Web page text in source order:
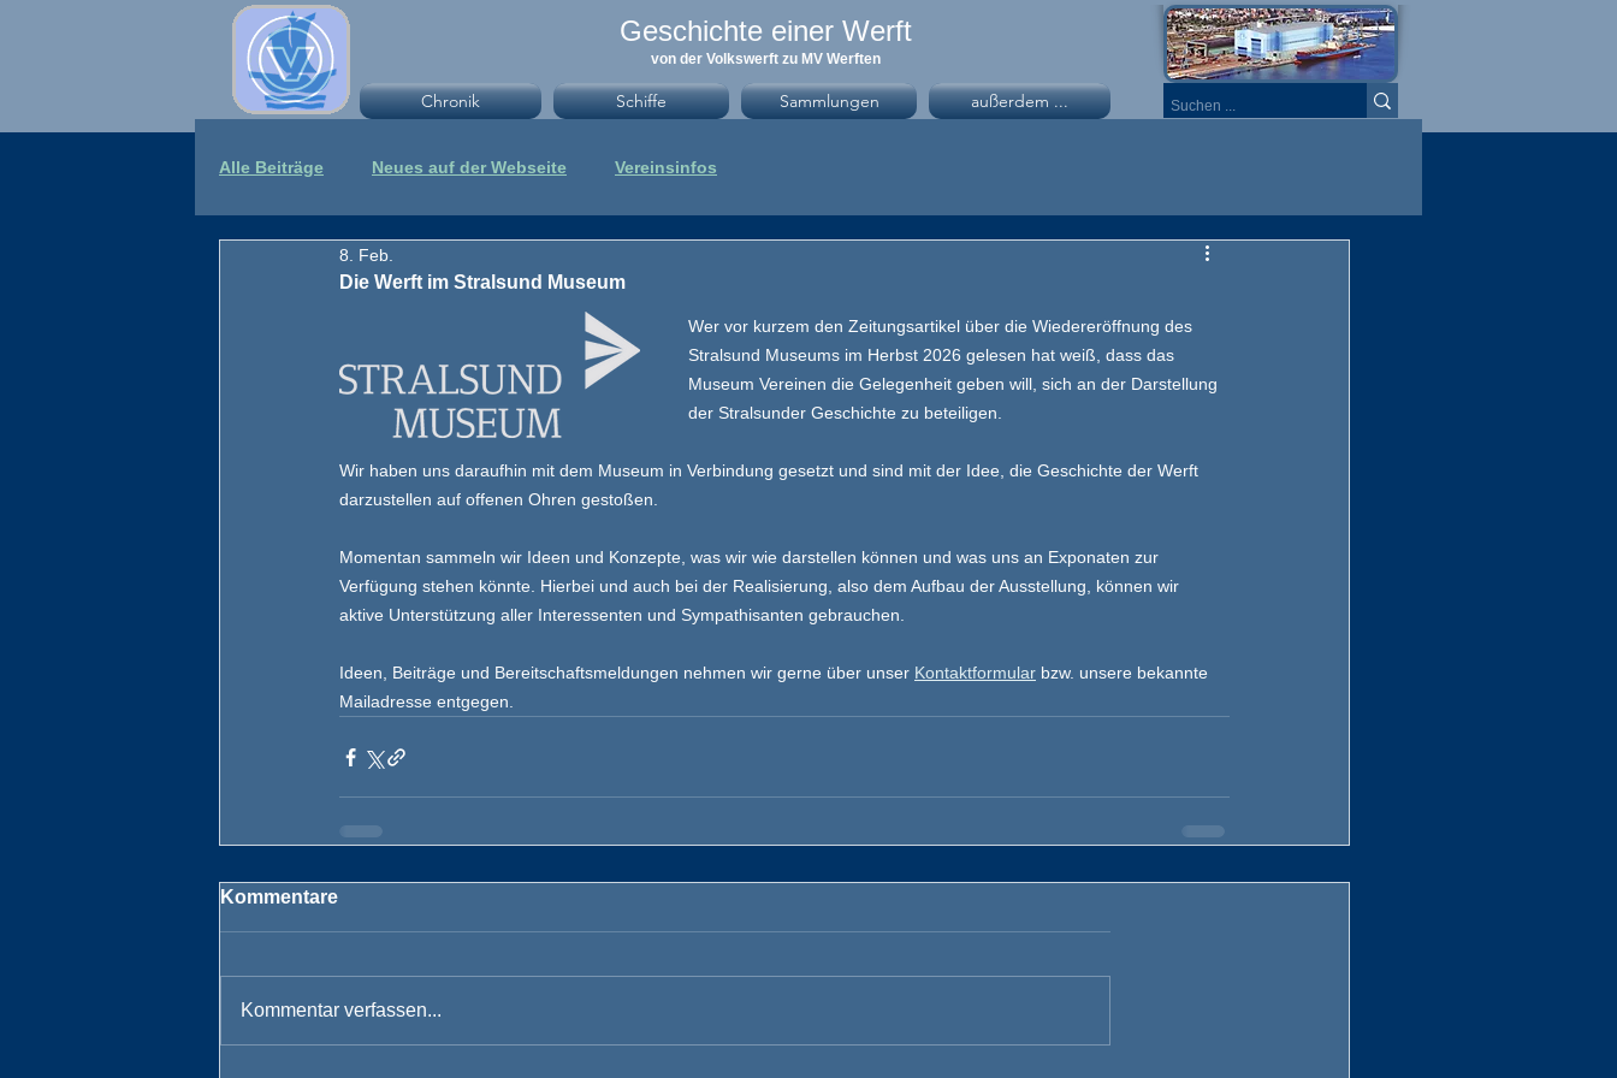
Geschichte einer Werft
von der Volkswerft zu MV Werften
Chronik Schiffe Sammlungen außerdem ...
Alle Beiträge Neues auf der Webseite Vereinsinfos
Die Werft im Stralsund Museum
8. Feb.
Wer vor kurzem den Zeitungsartikel über die Wiedereröffnung des
Stralsund Museums im Herbst 2026 gelesen hat weiß, dass das
Museum Vereinen die Gelegenheit geben will, sich an der Darstellung
der Stralsunder Geschichte zu beteiligen.
Wir haben uns daraufhin mit dem Museum in Verbindung gesetzt und sind mit der Idee, die Geschichte der Werft
darzustellen auf offenen Ohren gestoßen.
Momentan sammeln wir Ideen und Konzepte, was wir wie darstellen können und was uns an Exponaten zur
Verfügung stehen könnte. Hierbei und auch bei der Realisierung, also dem Aufbau der Ausstellung, können wir
aktive Unterstützung aller Interessenten und Sympathisanten gebrauchen.
Ideen, Beiträge und Bereitschaftsmeldungen nehmen wir gerne über unser Kontaktformular bzw. unsere bekannte
Mailadresse entgegen.
Kommentare
Kommentar verfassen...